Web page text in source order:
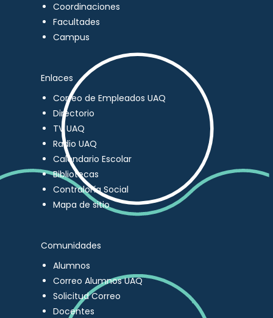
Coordinaciones
Facultades
Campus
Enlaces
Correo de Empleados UAQ
Directorio
TV UAQ
Radio UAQ
Calendario Escolar
Bibliotecas
Contraloría Social
Mapa de sitio
Comunidades
Alumnos
Correo Alumnos UAQ
Solicitud Correo
Docentes